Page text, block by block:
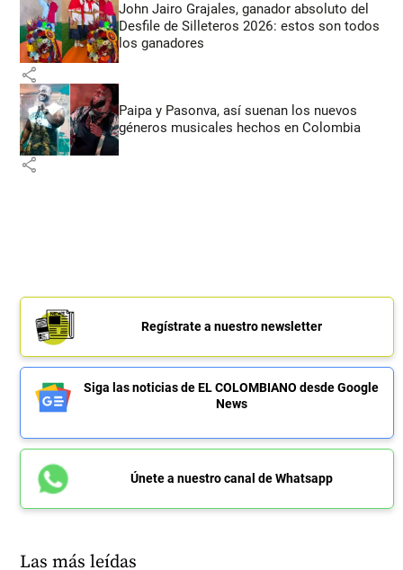
John Jairo Grajales, ganador absoluto del
Desfile de Silleteros 2026: estos son todos
los ganadores
share
Paipa y Pasonva, así suenan los nuevos
géneros musicales hechos en Colombia
share
Regístrate a nuestro newsletter
Siga las noticias de EL COLOMBIANO desde Google
News
Únete a nuestro canal de Whatsapp
Las más leídas